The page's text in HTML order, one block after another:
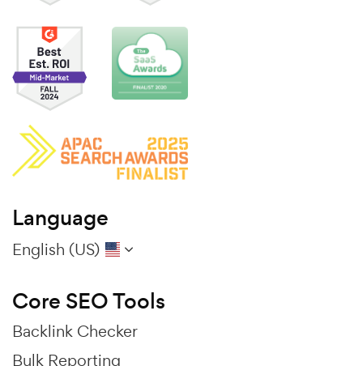
Language
English (US)
Core SEO Tools
Backlink Checker
Bulk Reporting